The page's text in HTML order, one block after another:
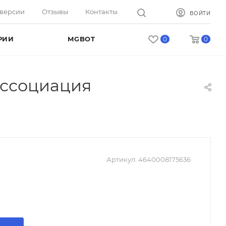
Отзывы Контакты ВОЙТИ
0 0
MGBOT
Артикул: 4640008175636